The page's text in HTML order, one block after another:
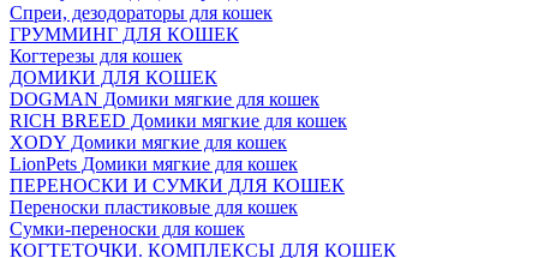
Спреи, дезодораторы для кошек
ГРУММИНГ ДЛЯ КОШЕК
Когтерезы для кошек
ДОМИКИ ДЛЯ КОШЕК
DOGMAN Домики мягкие для кошек
RICH BREED Домики мягкие для кошек
XODY Домики мягкие для кошек
LionPets Домики мягкие для кошек
ПЕРЕНОСКИ И СУМКИ ДЛЯ КОШЕК
Переноски пластиковые для кошек
Сумки-переноски для кошек
КОГТЕТОЧКИ. КОМПЛЕКСЫ ДЛЯ КОШЕК